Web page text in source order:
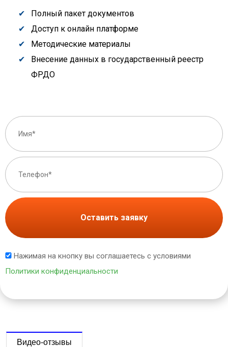
Полный пакет документов
Доступ к онлайн платформе
Методические материалы
Внесение данных в государственный реестр
ФРДО
Оставить заявку
Нажимая на кнопку вы соглашаетесь с условиями
Политики конфиденциальности
Видео-отзывы